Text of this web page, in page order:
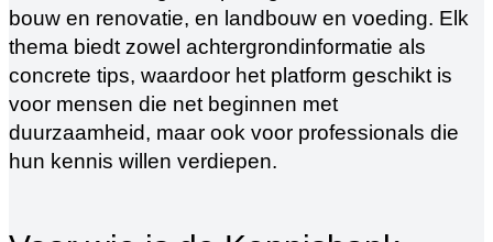
bouw en renovatie, en landbouw en voeding. Elk
thema biedt zowel achtergrondinformatie als
concrete tips, waardoor het platform geschikt is
voor mensen die net beginnen met
duurzaamheid, maar ook voor professionals die
hun kennis willen verdiepen.